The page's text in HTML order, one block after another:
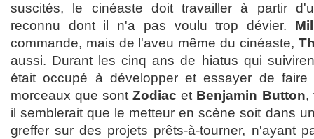
suscités, le cinéaste doit travailler à partir
reconnu dont il n'a pas voulu trop dévier.
commande, mais de l'aveu même du cinéaste,
aussi. Durant les cinq ans de hiatus qui
était occupé à développer et essayer de
morceaux que sontZodiac et Benjamin Button,
il semblerait que le metteur en scène soit dans
greffer sur des projets prêts-à-tourner, n'ayant